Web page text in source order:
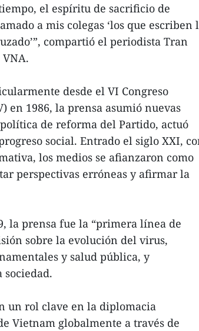
el espíritu de sacrificio de
a mis colegas ‘los que escriben
compartió el periodista Tran
desde el VI Congreso
en 1986, la prensa asumió nuevas
de reforma del Partido, actuó
social. Entrado el siglo XXI,
los medios se afianzaron como
perspectivas erróneas y afirmar la
la prensa fue la “primera línea de
sobre la evolución del virus,
y salud pública, y
sociedad.
un rol clave en la diplomacia
Vietnam globalmente a través de